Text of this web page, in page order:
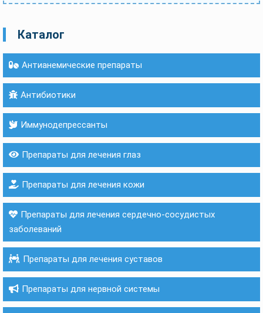
Каталог
Антианемические препараты
Антибиотики
Иммунодепрессанты
Препараты для лечения глаз
Препараты для лечения кожи
Препараты для лечения сердечно-сосудистых
заболеваний
Препараты для лечения суставов
Препараты для нервной системы